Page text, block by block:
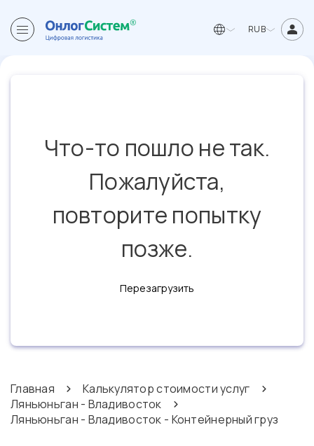
RUB
Что-то пошло не так.
Пожалуйста,
повторите попытку
позже.
Перезагрузить
Главная
Калькулятор стоимости услуг
Ляньюньган - Владивосток
Ляньюньган - Владивосток - Контейнерный груз